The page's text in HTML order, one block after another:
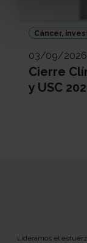
Cáncer,
03/09/2026
Cierre
y USC
Lideramos el